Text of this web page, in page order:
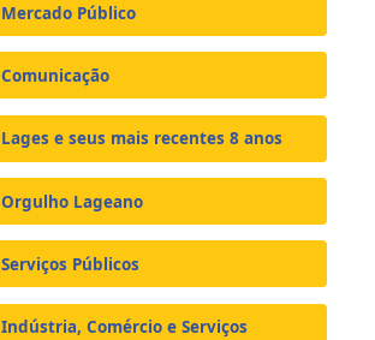
Mercado Público
Comunicação
Lages e seus mais recentes 8 anos
Orgulho Lageano
Serviços Públicos
Indústria, Comércio e Serviços